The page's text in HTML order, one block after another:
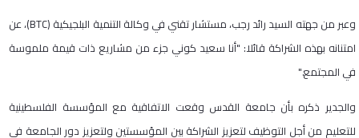
وعبر من جهته السيد رائد رجب، مستشار تقني في وكالة التنمية البلجيكية (BTC)، عن
امتنانه بهذه الشراكة قائلا: "أنا سعيد كوني جزء من مشاريع ذات قيمة ملموسة
في المجتمع."
والجدير ذكره بأن جامعة القدس وقعت الاتفاقية مع المؤسسة الفلسطينية
للتعليم من أجل التوظيف لتعزيز الشراكة بين المؤسستين ولتعزيز دور الجامعة في